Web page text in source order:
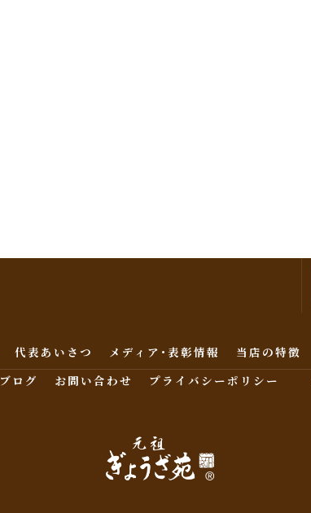
代表あいさつ メディア･表彰情報 当店の特徴
ブログ お問い合わせ プライバシーポリシー